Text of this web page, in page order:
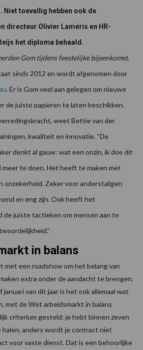
Niet toevallig hebben ook de
directeur Olivier Laméris en HR-
het diploma behaald.
Gom tijdens feestelijke bijeenkomst.
sinds 2012 en wordt afgenomen door
. Er is Gom veel aan gelegen om nieuwe
de juiste papieren te laten beschikken.
weet Bettie van der
kwaliteit en innovatie. “De
denkt al gauw: wat een onzin, ik doe dit
meer te doen. Het heeft te maken met
onzekerheid. Zeker voor anderstaligen
en eng zijn. Ook heeft het
de juiste tactieken om mensen aan te
in balans
met een roadshow om het belang van
extra onder de aandacht te brengen.
januari van dit jaar is het ook allemaal wat
met de Wet arbeidsmarkt in balans
criterium gesteld: je hebt binnen zeven
halen, anders wordt je contract niet
voor vaste dienst. Dat is een behoorlijke